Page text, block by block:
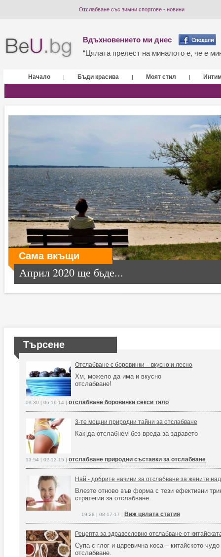
Отслабване със зимни спортове - новини
Вдъхновението ми днес
“Цялата прелест на миналото е, че е
Начало | Бъди красива | Моят стил |
Сама вкъщи
Април 2020 ще бъде...
Търсене
Отслабване с боровинки – вкусно и лесно
Хм, можело да има и вкусно
отслабване!
09:30 | 06-16-14 | отслабване боровинки секси тяло
3-те мощни природни тайни за отслабване
Как да отслабнем без вреда за здравето
13:54 | 02-12-15 | отслабване природни съставки за отслабване
Най - добрите начини за отслабване за жените
Влезте отново във форма с тези ефективни
стратегии за отслабване.
19:28 | 08-17-17 | Виж цялата статия
Рецепта за здравословно отслабване от
Супа с глог и царевична коса – китайското чудо
отслабване.